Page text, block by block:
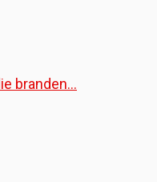
branden...